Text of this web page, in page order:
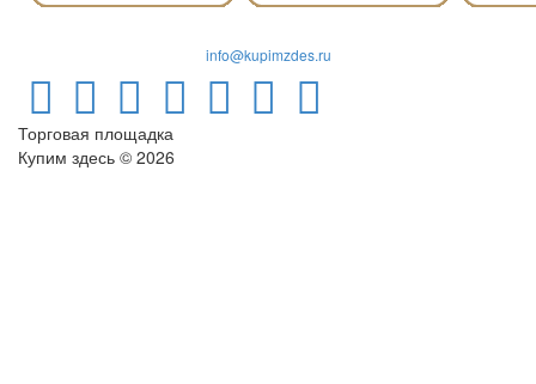
info@kupimzdes.ru
Торговая площадка
Купим здесь © 2026